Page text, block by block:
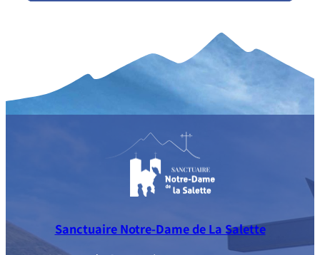
Sanctuaire Notre-Dame de La Salette